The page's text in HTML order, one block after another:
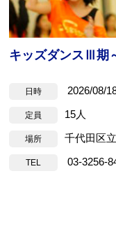
キッズダンスⅢ期
日時 2026/08/
定員 15人
場所 千代田区
TEL 03-3256-